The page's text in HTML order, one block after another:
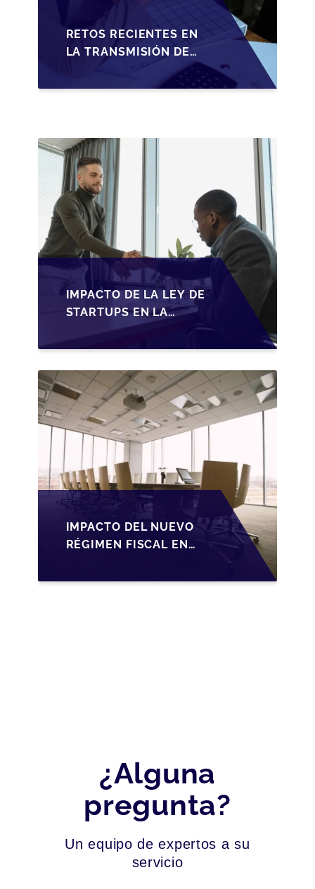
RETOS RECIENTES EN
LA TRANSMISIÓN DE
PYMES ESPAÑOLAS:
ADAPTACIONES
2026
IMPACTO DE LA LEY DE
STARTUPS EN LA
TRANSMISIÓN DE
PYMES ESPAÑOLAS
IMPACTO DEL NUEVO
RÉGIMEN FISCAL EN
PYMES EN ESPAÑA
¿Alguna
pregunta?
Un equipo de expertos a su
servicio